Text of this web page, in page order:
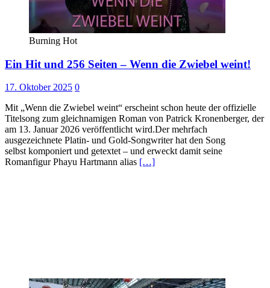
Burning Hot
Ein Hit und 256 Seiten – Wenn die Zwiebel weint!
17. Oktober 2025 0
Mit „Wenn die Zwiebel weint“ erscheint schon heute der offizielle
Titelsong zum gleichnamigen Roman von Patrick Kronenberger, der
am 13. Januar 2026 veröffentlicht wird.Der mehrfach
ausgezeichnete Platin- und Gold-Songwriter hat den Song
selbst komponiert und getextet – und erweckt damit seine
Romanfigur Phayu Hartmann alias […]